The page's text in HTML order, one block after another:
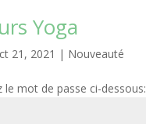
Yoga
21, 2021 | Nouveauté
mot de passe ci-dessous: